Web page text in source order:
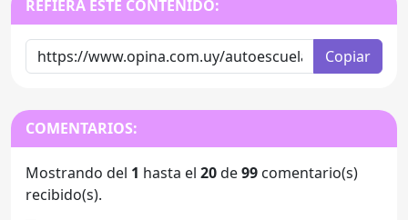
REFIERA ESTE CONTENIDO:
Copiar
COMENTARIOS:
Mostrando del 1 hasta el 20de99 comentario(s)
recibido(s).